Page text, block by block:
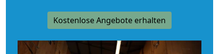
Kostenlose Angebote erhalten